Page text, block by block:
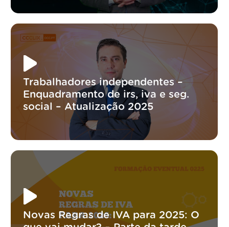
Trabalhadores independentes –
Enquadramento de irs, iva e seg.
social – Atualização 2025
Novas Regras de IVA para 2025: O